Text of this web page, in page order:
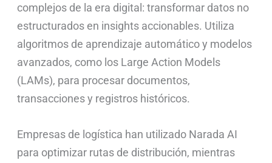
complejos de la era digital: transformar datos no
estructurados en insights accionables. Utiliza
algoritmos de aprendizaje automático y modelos
avanzados, como los Large Action Models
(LAMs), para procesar documentos,
transacciones y registros históricos.
Empresas de logística han utilizado Narada AI
para optimizar rutas de distribución, mientras